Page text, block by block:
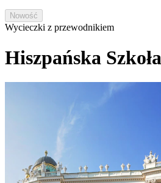
Nowość
Wycieczki z przewodnikiem
Hiszpańska